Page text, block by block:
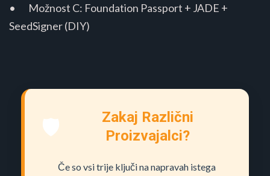
• Možnost C: Foundation Passport + JADE +
SeedSigner (DIY)
🛡️
Zakaj Različni
Proizvajalci?
Če so vsi trije ključi na napravah istega